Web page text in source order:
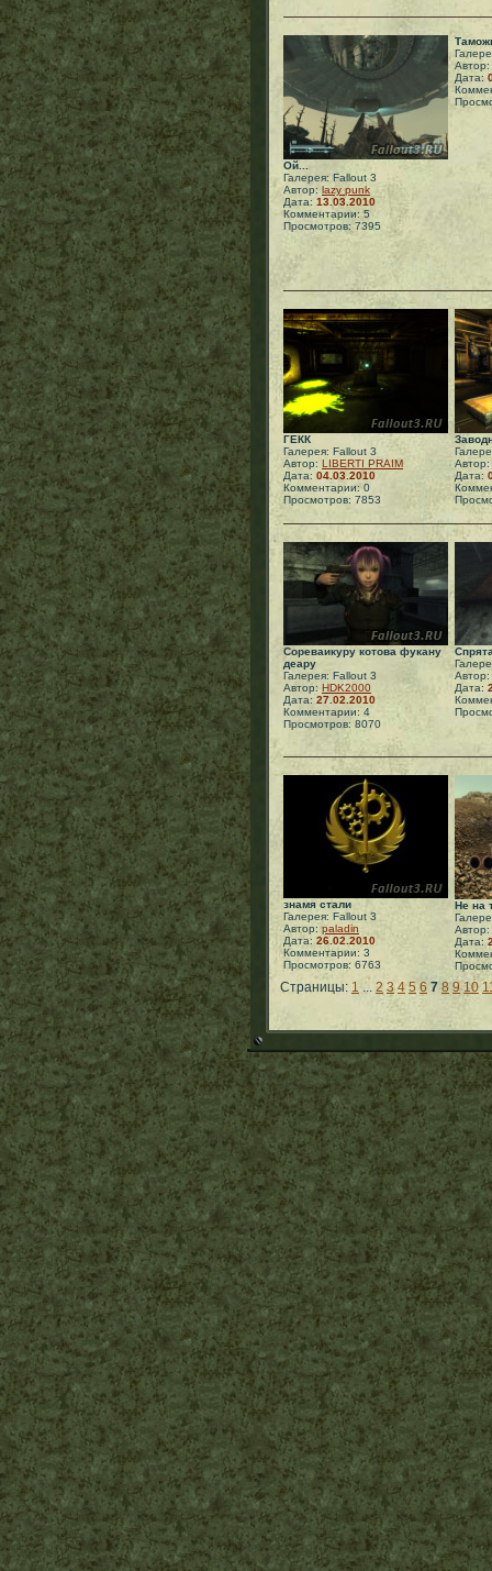
Ой...
Галерея: Fallout 3
Автор: lazy punk
Дата: 13.03.2010
Комментарии: 5
Просмотров: 7395
Автор:
Дата:
ГЕКК
Галерея: Fallout 3
Автор: LIBERTI PRAIM
Дата: 04.03.2010
Комментарии: 0
Просмотров: 7853
Автор:
Дата:
Сореваикуру котова фукану
деару
Галерея: Fallout 3
Автор: HDK2000
Дата: 27.02.2010
Комментарии: 4
Просмотров: 8070
Автор:
Дата:
знамя стали
Галерея: Fallout 3
Автор: paladin
Дата: 26.02.2010
Комментарии: 3
Просмотров: 6763
Не на
Автор:
Дата:
Страницы: 1... 2 3 4 5 6 7 8 9 10